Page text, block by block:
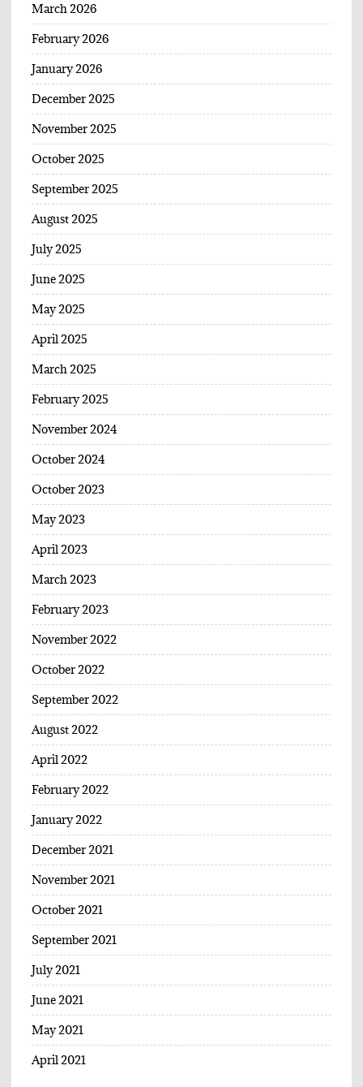
March 2026
February 2026
January 2026
December 2025
November 2025
October 2025
September 2025
August 2025
July 2025
June 2025
May 2025
April 2025
March 2025
February 2025
November 2024
October 2024
October 2023
May 2023
April 2023
March 2023
February 2023
November 2022
October 2022
September 2022
August 2022
April 2022
February 2022
January 2022
December 2021
November 2021
October 2021
September 2021
July 2021
June 2021
May 2021
April 2021